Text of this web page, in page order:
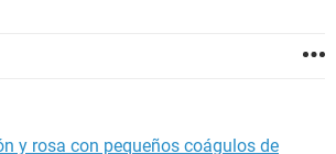
y rosa con pequeños coágulos de